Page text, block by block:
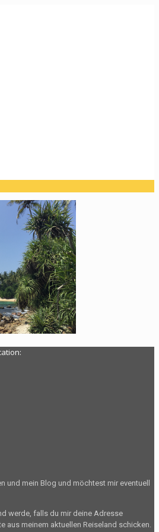
und mein Blog und möchtest mir eventuell
werde, falls du mir deine Adresse
aus meinem aktuellen Reiseland schicken.